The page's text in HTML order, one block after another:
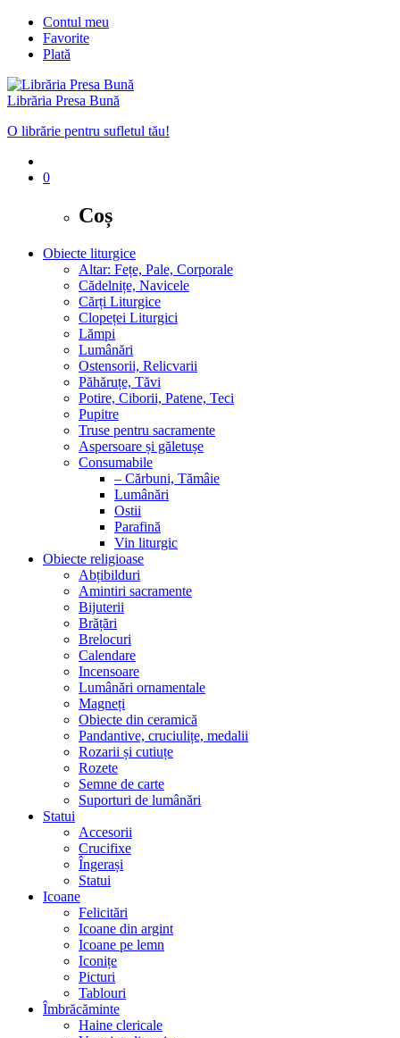
Contul meu
Favorite
Plată
Librăria Presa Bună
O librărie pentru sufletul tău!
0
Coș
Obiecte liturgice
Altar: Fețe, Pale, Corporale
Cădelnițe, Navicele
Cărți Liturgice
Clopeței Liturgici
Lămpi
Lumânări
Ostensorii, Relicvarii
Păhăruțe, Tăvi
Potire, Ciborii, Patene, Teci
Pupitre
Truse pentru sacramente
Aspersoare și găletușe
Consumabile
– Cărbuni, Tămâie
Lumânări
Ostii
Parafină
Vin liturgic
Obiecte religioase
Abțibilduri
Amintiri sacramente
Bijuterii
Brățări
Brelocuri
Calendare
Incensoare
Lumânări ornamentale
Magneți
Obiecte din ceramică
Pandantive, cruciulițe, medalii
Rozarii și cutiuțe
Rozete
Semne de carte
Suporturi de lumânări
Statui
Accesorii
Crucifixe
Îngerași
Statui
Icoane
Felicitări
Icoane din argint
Icoane pe lemn
Iconițe
Picturi
Tablouri
Îmbrăcăminte
Haine clericale